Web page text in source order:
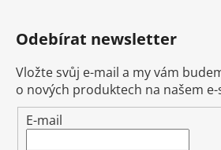
Odebírat newsletter
Vložte svůj e-mail a my vám
o nových produktech na našem
E-mail